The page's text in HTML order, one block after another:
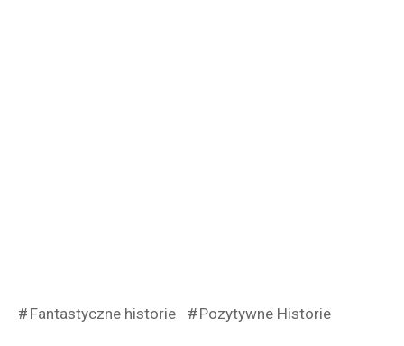
Fantastyczne historie Pozytywne Historie